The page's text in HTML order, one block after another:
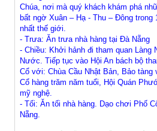
Chúa, nơi mà quý khách khám phá
bất ngờ Xuân – Hạ - Thu – Đông
nhất thế giới.
- Trưa: Ăn trưa nhà hàng tại Đà Nẵng
- Chiều: Khởi hảnh đi tham quan Làng
Nước. Tiếp tục vào Hội An bách bộ
Cổ với: Chùa Cầu Nhật Bản, Bảo tàng
Cổ hàng trăm năm tuổi, Hội Quán
mỹ nghệ.
- Tối: Ăn tối nhà hàng. Dạo chơi Phố
Nẵng.